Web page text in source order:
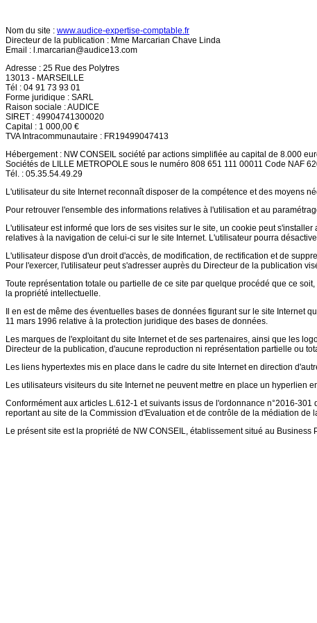
Nom du site : www.audice-expertise-comptable.fr
Directeur de la publication : Mme Marcarian Chave Linda
Email : l.marcarian@audice13.com
Adresse : 25 Rue des Polytres
13013 - MARSEILLE
Tél : 04 91 73 93 01
Forme juridique : SARL
Raison sociale : AUDICE
SIRET : 49904741300020
Capital : 1 000,00 €
TVA Intracommunautaire : FR19499047413
Hébergement : NW CONSEIL société par actions simplifiée au capital de 8.000
Sociétés de LILLE METROPOLE sous le numéro 808 651 111 00011 Code NAF
Tél. : 05.35.54.49.29
L'utilisateur du site Internet reconnaît disposer de la compétence et des moyens
Pour retrouver l'ensemble des informations relatives à l'utilisation et au
L'utilisateur est informé que lors de ses visites sur le site, un cookie peut
relatives à la navigation de celui-ci sur le site Internet. L'utilisateur pourra
L'utilisateur dispose d'un droit d'accès, de modification, de rectification et de
Pour l'exercer, l'utilisateur peut s'adresser auprès du Directeur de la publication
Toute représentation totale ou partielle de ce site par quelque procédé que ce
la propriété intellectuelle.
Il en est de même des éventuelles bases de données figurant sur le site
11 mars 1996 relative à la protection juridique des bases de données.
Les marques de l'exploitant du site Internet et de ses partenaires, ainsi que les
Directeur de la publication, d'aucune reproduction ni représentation partielle ou
Les liens hypertextes mis en place dans le cadre du site Internet en direction
Les utilisateurs visiteurs du site Internet ne peuvent mettre en place un hyperlien
Conformément aux articles L.612-1 et suivants issus de l'ordonnance n°2016-
reportant au site de la Commission d'Evaluation et de contrôle de la médiation
Le présent site est la propriété de NW CONSEIL, établissement situé au